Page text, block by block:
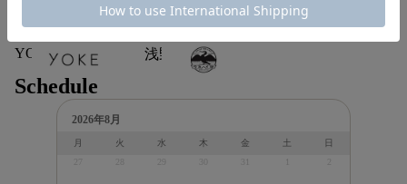
Wallet COMME des
GARCONS
YAECA
YOKE 浅野商店
Schedule
2026年8月
月 火 水 木 金 土
日
31 1